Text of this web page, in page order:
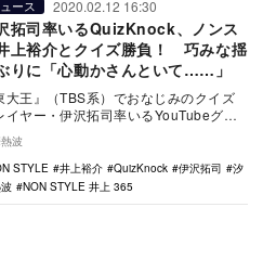
ース 2020.02.12 16:30
拓司率いるQuizKnock、ノンス
上裕介とクイズ勝負！ 巧みな揺
りに「心動かさんといて……」
大王』（TBS系）でおなじみのクイズ
イヤー・伊沢拓司率いるYouTubeグル
波
STYLE
井上裕介 QuizKnock 伊沢拓司
汐
NON STYLE 井上 365